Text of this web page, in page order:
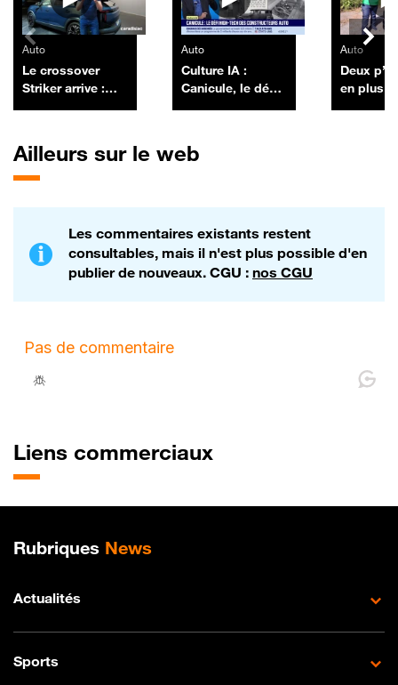
Auto
Le crossover
Striker arrive :
Auto
Culture IA :
Canicule, le défi
Morel - 10/07
Auto
Deux
en plus
Ailleurs sur le web
Les commentaires existants restent
consultables, mais il n'est plus possible d'en
publier de nouveaux. CGU : nos CGU
Liens commerciaux
Plan de site
Rubriques News
Actualités
Sports